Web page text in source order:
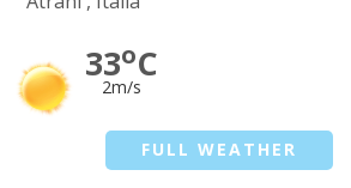
33oC
2m/s
FULL WEATHER